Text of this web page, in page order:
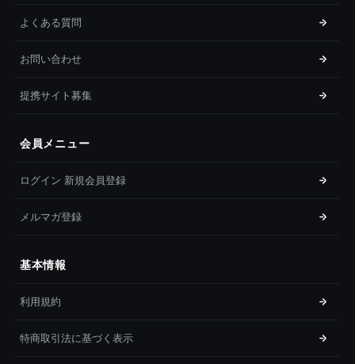
よくある質問
お問い合わせ
提携サイト募集
会員メニュー
ログイン 新規会員登録
メルマガ登録
基本情報
利用規約
特商取引法に基づく表示